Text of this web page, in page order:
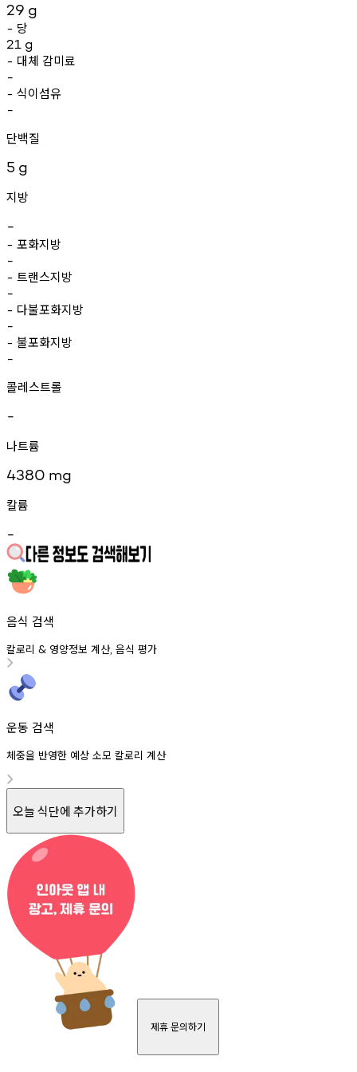
29 g
- 당
21 g
- 대체 감미료
-
- 식이섬유
-
단백질
5 g
지방
-
- 포화지방
-
- 트랜스지방
-
- 다불포화지방
-
- 불포화지방
-
콜레스트롤
-
나트륨
4380 mg
칼륨
-
음식 검색
칼로리 & 영양정보 계산, 음식 평가
운동 검색
체중을 반영한 예상 소모 칼로리 계산
오늘 식단에 추가하기
제휴 문의하기